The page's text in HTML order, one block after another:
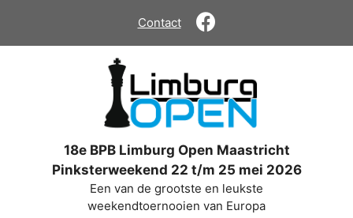
de
Contact
18e BPB Limburg Open Maastricht
Pinksterweekend 22 t/m 25 mei 2026
Een van de grootste en leukste
weekendtoernooien van Europa